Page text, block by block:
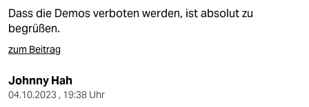
Dass die Demos verboten werden, ist absolut zu
begrüßen.
zum Beitrag
Johnny Hah
04.10.2023 , 19:38 Uhr